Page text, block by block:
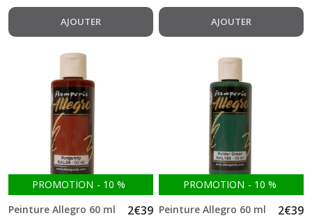
AJOUTER AJOUTER
PROMOTION - 10 %
Peinture Allegro 60 ml
2€39
PROMOTION - 10 %
Peinture Allegro 60 ml
2€39